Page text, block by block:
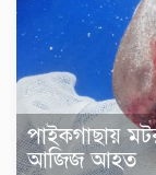
পাইকগাছায়
আজিজ আহত